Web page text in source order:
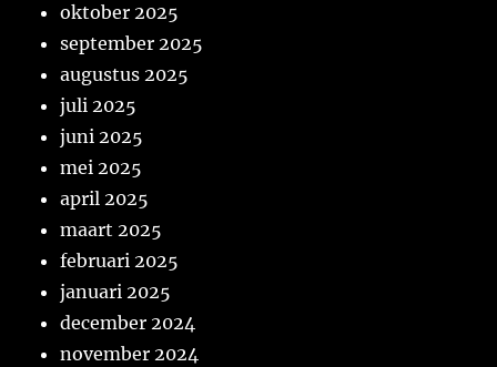
oktober 2025
september 2025
augustus 2025
juli 2025
juni 2025
mei 2025
april 2025
maart 2025
februari 2025
januari 2025
december 2024
november 2024